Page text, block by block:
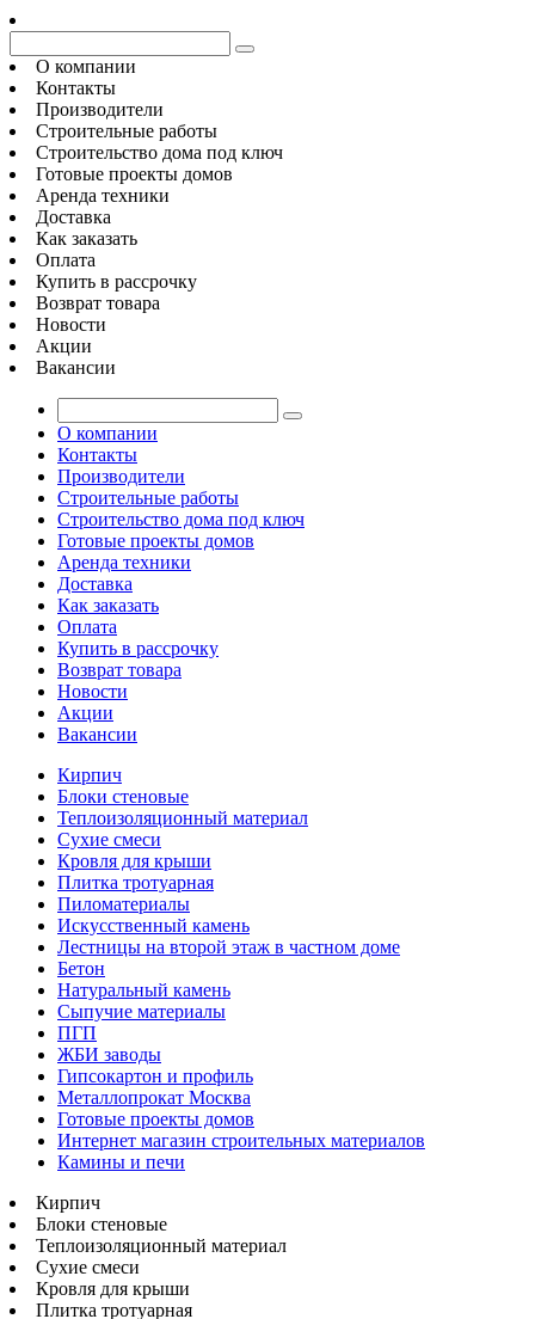
О компании
Контакты
Производители
Строительные работы
Строительство дома под ключ
Готовые проекты домов
Аренда техники
Доставка
Как заказать
Оплата
Купить в рассрочку
Возврат товара
Новости
Акции
Вакансии
О компании
Контакты
Производители
Строительные работы
Строительство дома под ключ
Готовые проекты домов
Аренда техники
Доставка
Как заказать
Оплата
Купить в рассрочку
Возврат товара
Новости
Акции
Вакансии
Кирпич
Блоки стеновые
Теплоизоляционный материал
Сухие смеси
Кровля для крыши
Плитка тротуарная
Пиломатериалы
Искусственный камень
Лестницы на второй этаж в частном доме
Бетон
Натуральный камень
Сыпучие материалы
ПГП
ЖБИ заводы
Гипсокартон и профиль
Металлопрокат Москва
Готовые проекты домов
Интернет магазин строительных материалов
Камины и печи
Кирпич
Блоки стеновые
Теплоизоляционный материал
Сухие смеси
Кровля для крыши
Плитка тротуарная